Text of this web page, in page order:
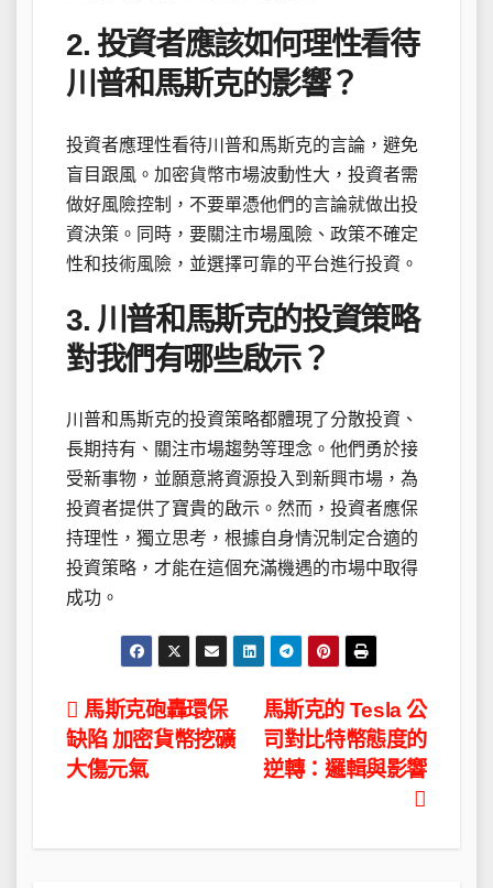
2. 投資者應該如何理性看待
川普和馬斯克的影響？
投資者應理性看待川普和馬斯克的言論，避免
盲目跟風。加密貨幣市場波動性大，投資者需
做好風險控制，不要單憑他們的言論就做出投
資決策。同時，要關注市場風險、政策不確定
性和技術風險，並選擇可靠的平台進行投資。
3. 川普和馬斯克的投資策略
對我們有哪些啟示？
川普和馬斯克的投資策略都體現了分散投資、
長期持有、關注市場趨勢等理念。他們勇於接
受新事物，並願意將資源投入到新興市場，為
投資者提供了寶貴的啟示。然而，投資者應保
持理性，獨立思考，根據自身情況制定合適的
投資策略，才能在這個充滿機遇的市場中取得
成功。
文
章
覽
馬斯克的 Tesla 公
司對比特幣態度的
逆轉：邏輯與影響
馬斯克砲轟環保
缺陷 加密貨幣挖礦
大傷元氣